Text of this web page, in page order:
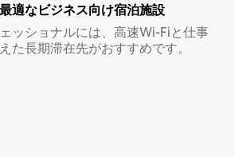
適⁠なビ⁠ジ⁠ネ⁠ス⁠向⁠け宿⁠泊⁠施⁠設
ッショナルには、高速Wi-Fiと仕事
た長期滞在先がおすすめです。